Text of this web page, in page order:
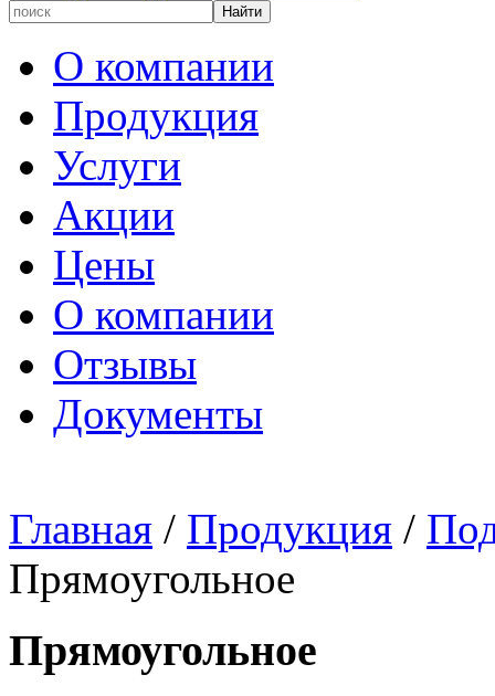
О компании
Продукция
Услуги
Акции
Цены
О компании
Отзывы
Документы
Главная / Продукция /
Прямоугольное
Прямоугольное